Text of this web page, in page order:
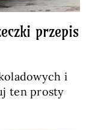
przepis
i
ten prosty